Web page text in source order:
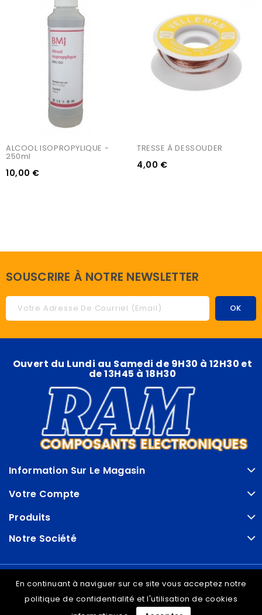
ALCOOL ISOPROPYLIQUE -
250ml
10,00 €
TRESSE À DESSOUDER
4,00 €
SOUSCRIRE À NOTRE NEWSLETTER
Ouvert du Lundi au Samedi de 9H30 à 12H30 et
de 13H45 à 18H30
Information Sur Le Magasin
Votre Compte
Produits
Notre Société
© VDRAM - 2026
En continuant à naviguer sur ce site vous acceptez notre
politique de confidentialité et l'utilisation de cookies